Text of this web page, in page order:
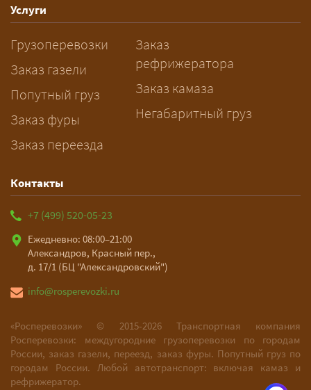
рабочих дней. Оставьте заявку
заблаговременно — логист
рассчитает маршрут и запустит
подготовку документов.
Услуги
Грузоперевозки
Заказ газели
Попутный груз
Заказ фуры
Заказ переезда
Заказ
рефрижератора
Заказ камаза
Негабаритный груз
Контакты
+7 (499) 520-05-23
Ежедневно: 08:00–21:00
Александров, Красный пер.,
д. 17/1 (БЦ "Александровский")
info@rosperevozki.ru
«Росперевозки» © 2015-2026
Транспортная компания
Росперевозки: междугородние грузоперевозки по городам
России, заказ газели, переезд, заказ фуры. Попутный груз по
городам России. Любой автотранспорт: включая камаз и
рефрижератор.